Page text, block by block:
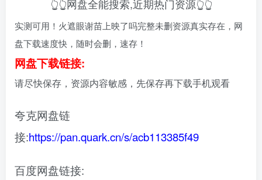
👆👆网盘全能搜索,近期热门资源👆👆
实测可用！火遮眼谢苗上映了吗完整未删资源真实存在，网
盘下载速度快，随时会删，速存！
网盘下载链接:
请尽快保存，资源内容敏感，先保存再下载手机观看
夸克网盘链
接:https://pan.quark.cn/s/acb113385f49
百度网盘链接: